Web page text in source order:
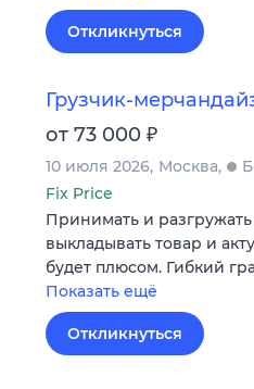
Откликнуться
Грузчик-
от 73 000 ₽
10 июля 2026 Москва
Fix Price
Принимать и
выкладывать товар и
будет плюсом. Гибкий
Показать ещё
Откликнуться